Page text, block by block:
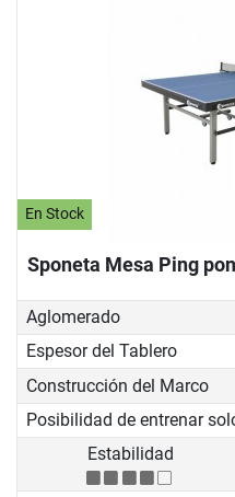
En Stock
Sponeta Mesa Ping
Aglomerado
Espesor del Tablero
Construcción del Marco
Posibilidad de entrenar
Estabilidad